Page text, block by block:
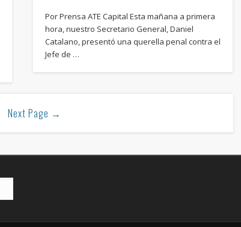
Por Prensa ATE Capital Esta mañana a primera
hora, nuestro Secretario General, Daniel
Catalano, presentó una querella penal contra el
Jefe de …
Next Page →